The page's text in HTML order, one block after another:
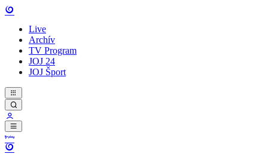
Live
Archív
TV Program
JOJ 24
JOJ Šport